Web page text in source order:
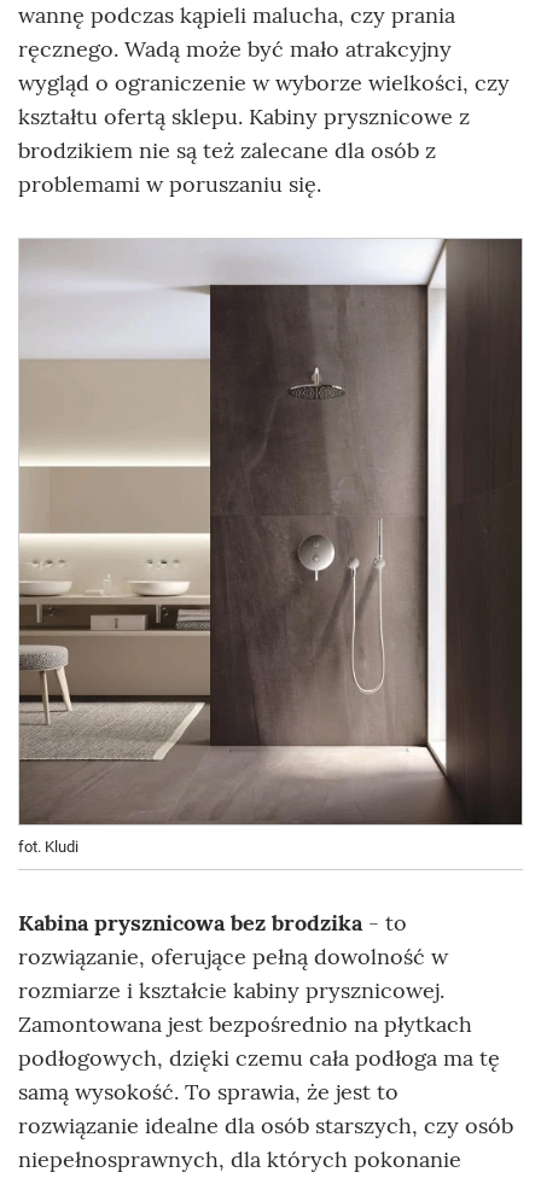
wannę podczas kąpieli malucha, czy prania
ręcznego. Wadą może być mało atrakcyjny
wygląd o ograniczenie w wyborze wielkości, czy
kształtu ofertą sklepu. Kabiny prysznicowe z
brodzikiem nie są też zalecane dla osób z
problemami w poruszaniu się.
fot. Kludi
Kabina prysznicowa bez brodzika- to
rozwiązanie, oferujące pełną dowolność w
rozmiarze i kształcie kabiny prysznicowej.
Zamontowana jest bezpośrednio na płytkach
podłogowych, dzięki czemu cała podłoga ma tę
samą wysokość. To sprawia, że jest to
rozwiązanie idealne dla osób starszych, czy osób
niepełnosprawnych, dla których pokonanie